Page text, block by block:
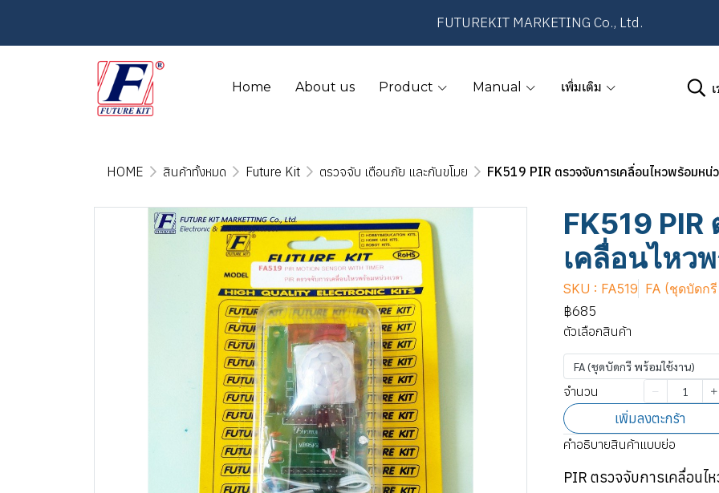
FUTUREKIT MARKETING Co., Ltd.
Home About us Product Manual เพิ่มเติม
HOME สินค้าทั้งหมด Future Kit ตรวจจับ เตือนภัย และกันขโมย FK519 PIR ตรวจจับการเคลื่อนไหวพร้อมหน่ว
FK519 PIR
เคลื่อนไหว
SKU : FA519 FA (ชุดบัดก
฿685
ตัวเลือกสินค้า
FA (ชุดบัดกรี พร้อมใช้งาน)
จำนวน
เพิ่มลงตะกร้า
คำอธิบายสินค้าแบบย่อ
PIR ตรวจจับการเคลื่อนไ